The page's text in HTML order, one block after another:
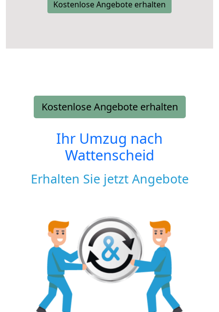
Kostenlose Angebote erhalten
Kostenlose Angebote erhalten
Ihr Umzug nach
Wattenscheid
Erhalten Sie jetzt Angebote